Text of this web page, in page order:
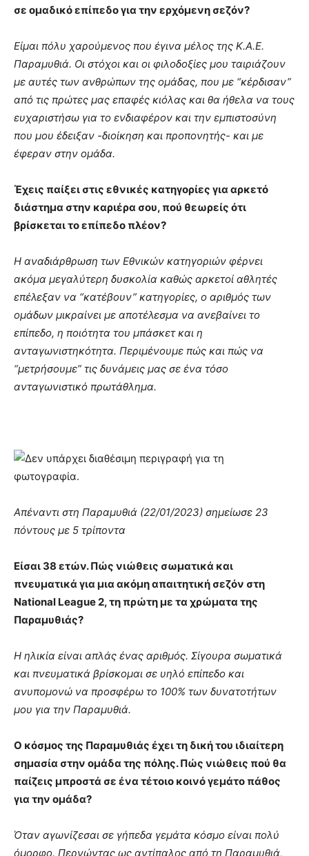
σε ομαδικό επίπεδο για την ερχόμενη σεζόν?
Είμαι πόλυ χαρούμενος που έγινα μέλος της Κ.Α.Ε.
Παραμυθιά. Οι στόχοι και οι φιλοδοξίες μου ταιριάζουν
με αυτές των ανθρώπων της ομάδας, που με “κέρδισαν”
από τις πρώτες μας επαφές κιόλας και θα ήθελα να τους
ευχαριστήσω για το ενδιαφέρον και την εμπιστοσύνη
που μου έδειξαν -διοίκηση και προπονητής- και με
έφεραν στην ομάδα.
Έχεις παίξει στις εθνικές κατηγορίες για αρκετό
διάστημα στην καριέρα σου, πού θεωρείς ότι
βρίσκεται το επίπεδο πλέον?
Η αναδιάρθρωση των Εθνικών κατηγοριών φέρνει
ακόμα μεγαλύτερη δυσκολία καθώς αρκετοί αθλητές
επέλεξαν να “κατέβουν” κατηγορίες, ο αριθμός των
ομάδων μικραίνει με αποτέλεσμα να ανεβαίνει το
επίπεδο, η ποιότητα του μπάσκετ και η
ανταγωνιστηκότητα. Περιμένουμε πώς και πώς να
“μετρήσουμε” τις δυνάμεις μας σε ένα τόσο
ανταγωνιστικό πρωτάθλημα.
Απέναντι στη Παραμυθιά (22/01/2023) σημείωσε 23
πόντους με 5 τρίποντα
Είσαι 38 ετών. Πώς νιώθεις σωματικά και
πνευματικά για μια ακόμη απαιτητική σεζόν στη
National League 2, τη πρώτη με τα χρώματα της
Παραμυθιάς?
Η ηλικία είναι απλάς ένας αριθμός. Σίγουρα σωματικά
και πνευματικά βρίσκομαι σε υηλό επίπεδο και
ανυπομονώ να προσφέρω το 100% των δυνατοτήτων
μου για την Παραμυθιά.
Ο κόσμος της Παραμυθιάς έχει τη δική του ιδιαίτερη
σημασία στην ομάδα της πόλης. Πώς νιώθεις πού θα
παίζεις μπροστά σε ένα τέτοιο κοινό γεμάτο πάθος
για την ομάδα?
Όταν αγωνίζεσαι σε γήπεδα γεμάτα κόσμο είναι πολύ
όμορφο. Περνώντας ως αντίπαλος από τη Παραμυθιά,